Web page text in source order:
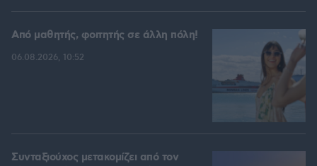
Από μαθητής, φοιτητής σε άλλη πόλη!
06.08.2026, 10:52
Συνταξιούχος μετακομίζει από τον